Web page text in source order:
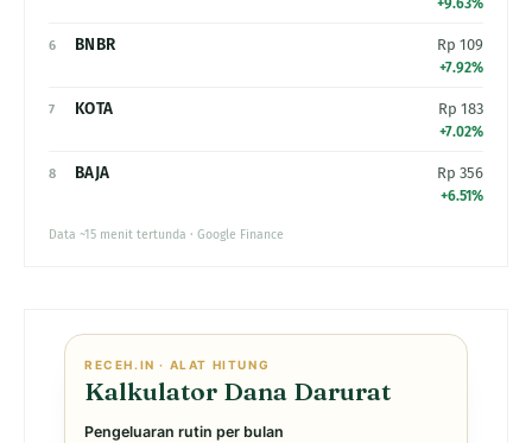
+9.63%
6 BNBR Rp 109
+7.92%
7 KOTA Rp 183
+7.02%
8 BAJA Rp 356
+6.51%
Data ~15 menit tertunda · Google Finance
RECEH.IN · ALAT HITUNG
Kalkulator Dana Darurat
Pengeluaran rutin per bulan